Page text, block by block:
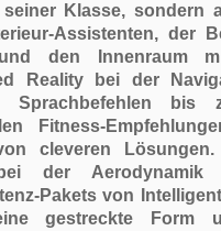
seiner Klasse, sondern
Assistenten, der
den Innenraum
Reality bei der
Sprachbefehlen bis
Fitness-
cleveren
der
Pakets von
gestreckte Form